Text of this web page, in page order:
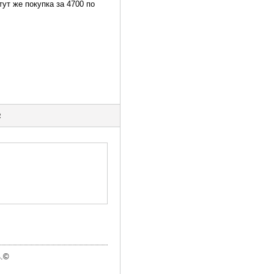
же покупка за 4700 по